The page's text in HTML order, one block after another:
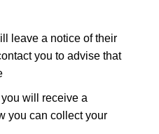
leave a notice of their
you to advise that
will receive a
you can collect your